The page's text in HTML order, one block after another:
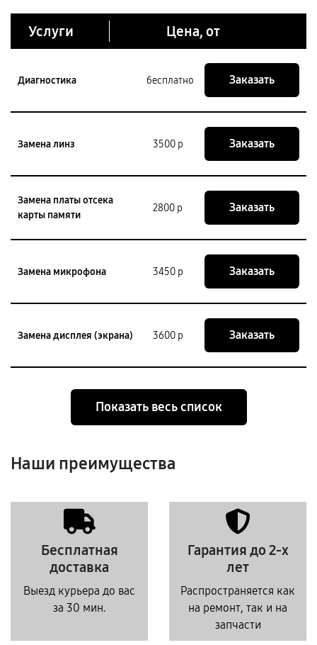
Услуги Цена, от
Диагностика бесплатно Заказать
Замена линз 3500 р Заказать
Замена платы отсека
карты памяти
2800 р Заказать
Замена микрофона 3450 р Заказать
Замена дисплея (экрана) 3600 р Заказать
Показать весь список
Наши преимущества
Бесплатная
доставка
Выезд курьера до вас
за 30 мин.
Гарантия до 2-х
лет
Распространяется как
на ремонт, так и на
запчасти